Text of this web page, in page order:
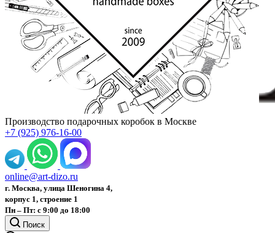
Производство подарочных коробок в Москве
+7 (925) 976-16-00
online@art-dizo.ru
г. Москва, улица Шеногина 4,
корпус 1, строение 1
Пн – Пт: с 9:00 до 18:00
Поиск